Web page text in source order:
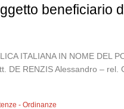
beneficiario
ITALIANA IN NOME DEL
RENZIS Alessandro – rel.
- Ordinanze